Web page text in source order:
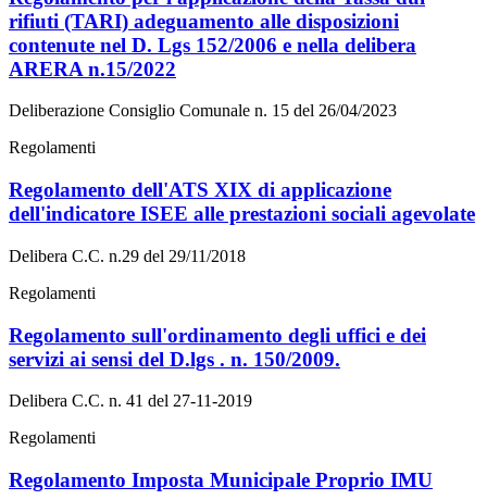
rifiuti (TARI) adeguamento alle disposizioni
contenute nel D. Lgs 152/2006 e nella delibera
ARERA n.15/2022
Deliberazione Consiglio Comunale n. 15 del 26/04/2023
Regolamenti
Regolamento dell'ATS XIX di applicazione
dell'indicatore ISEE alle prestazioni sociali agevolate
Delibera C.C. n.29 del 29/11/2018
Regolamenti
Regolamento sull'ordinamento degli uffici e dei
servizi ai sensi del D.lgs . n. 150/2009.
Delibera C.C. n. 41 del 27-11-2019
Regolamenti
Regolamento Imposta Municipale Proprio IMU